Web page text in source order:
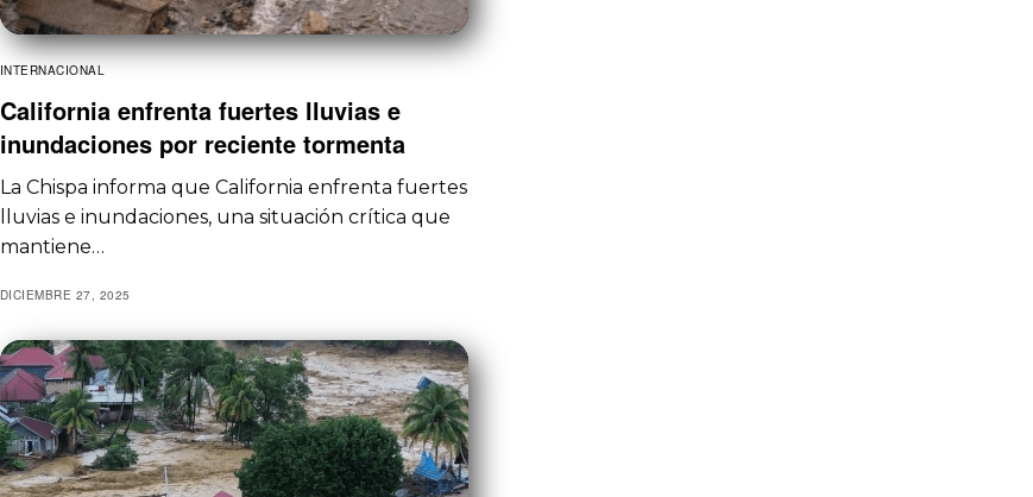
INTERNACIONAL
California enfrenta fuertes lluvias e
inundaciones por reciente tormenta
La Chispa informa que California enfrenta fuertes
lluvias e inundaciones, una situación crítica que
mantiene…
DICIEMBRE 27, 2025